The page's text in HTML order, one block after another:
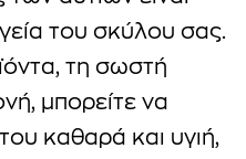
του σκύλου σας.
τη σωστή
μπορείτε να
καθαρά και υγιή,